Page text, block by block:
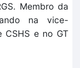
Membro da
na vice-
CSHS e no GT